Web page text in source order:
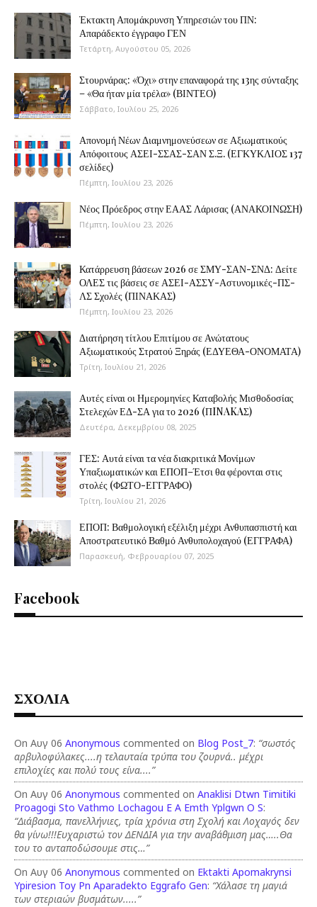
Έκτακτη Απομάκρυνση Υπηρεσιών του ΠΝ:
Απαράδεκτο έγγραφο ΓΕΝ
Τετάρτη, Αυγούστου 05, 2026
Στουρνάρας: «Όχι» στην επαναφορά της 13ης σύνταξης
– «Θα ήταν μία τρέλα» (ΒΙΝΤΕΟ)
Σάββατο, Ιουλίου 25, 2026
Απονομή Νέων Διαμνημονεύσεων σε Αξιωματικούς
Απόφοιτους ΑΣΕΙ-ΣΣΑΣ-ΣΑΝ Σ.Ξ. (ΕΓΚΥΚΛΙΟΣ 137
σελίδες)
Πέμπτη, Ιουλίου 23, 2026
Νέος Πρόεδρος στην ΕΑΑΣ Λάρισας (ΑΝΑΚΟΙΝΩΣΗ)
Πέμπτη, Ιουλίου 23, 2026
Κατάρρευση βάσεων 2026 σε ΣΜΥ-ΣΑΝ-ΣΝΔ: Δείτε
ΟΛΕΣ τις βάσεις σε ΑΣΕΙ-ΑΣΣΥ-Αστυνομικές-ΠΣ-
ΛΣ Σχολές (ΠΙΝΑΚΑΣ)
Πέμπτη, Ιουλίου 23, 2026
Διατήρηση τίτλου Επιτίμου σε Ανώτατους
Αξιωματικούς Στρατού Ξηράς (ΕΔΥΕΘΑ-ΟΝΟΜΑΤΑ)
Τρίτη, Ιουλίου 21, 2026
Αυτές είναι οι Ημερομηνίες Καταβολής Μισθοδοσίας
Στελεχών ΕΔ-ΣΑ για το 2026 (ΠINAKAΣ)
Δευτέρα, Δεκεμβρίου 08, 2025
ΓΕΣ: Αυτά είναι τα νέα διακριτικά Μονίμων
Υπαξιωματικών και ΕΠΟΠ–Έτσι θα φέρονται στις
στολές (ΦΩΤΟ-ΕΓΓΡΑΦΟ)
Τρίτη, Ιουλίου 21, 2026
ΕΠΟΠ: Βαθμολογική εξέλιξη μέχρι Ανθυπασπιστή και
Αποστρατευτικό Βαθμό Ανθυπολοχαγού (ΕΓΓΡΑΦΑ)
Παρασκευή, Φεβρουαρίου 07, 2025
Facebook
ΣΧΟΛΙΑ
On Αυγ 06 Anonymous commented on Blog Post_7: “σωστός
αρβυλοφύλακες....η τελαυταία τρύπα του ζουρνά.. μέχρι
επιλοχίες και πολύ τους είνα....”
On Αυγ 06 Anonymous commented on Anaklisi Dtwn Timitiki
Proagogi Sto Vathmo Lochagou E A Emth Yplgwn O S:
“Διάβασμα, πανελλήνιες, τρία χρόνια στη Σχολή και Λοχαγός δεν
θα γίνω!!!Ευχαριστώ τον ΔΕΝΔΙΑ για την αναβάθμιση μας…..Θα
του το ανταποδώσουμε στις…”
On Αυγ 06 Anonymous commented on Ektakti Apomakrynsi
Ypiresion Toy Pn Aparadekto Eggrafo Gen: “Χάλασε τη μαγιά
των στεριαών βυσμάτων.....”